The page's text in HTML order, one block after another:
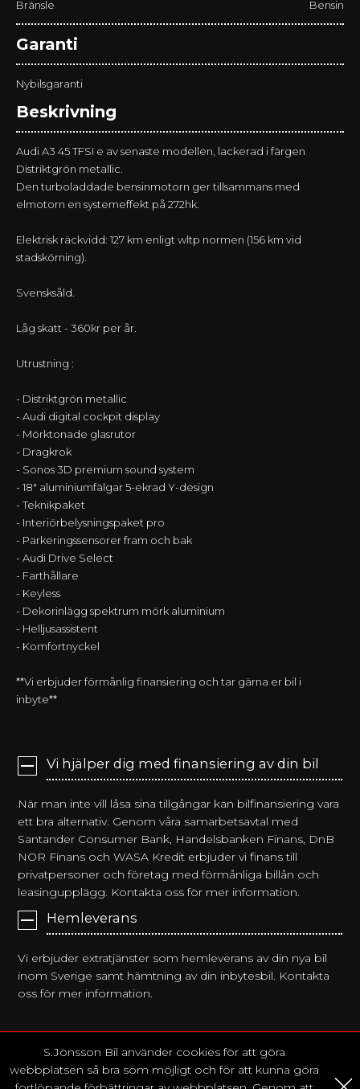
Bränsle Bensin
Garanti
Nybilsgaranti
Beskrivning
Audi A3 45 TFSI e av senaste modellen, lackerad i färgen
Distriktgrön metallic.
Den turboladdade bensinmotorn ger tillsammans med
elmotorn en systemeffekt på 272hk.
Elektrisk räckvidd: 127 km enligt wltp normen (156 km vid
stadskörning).
Svensksåld.
Låg skatt - 360kr per år.
Utrustning :
- Distriktgrön metallic
- Audi digital cockpit display
- Mörktonade glasrutor
- Dragkrok
- Sonos 3D premium sound system
- 18" aluminiumfälgar 5-ekrad Y-design
- Teknikpaket
- Interiörbelysningspaket pro
- Parkeringssensorer fram och bak
- Audi Drive Select
- Farthållare
- Keyless
- Dekorinlägg spektrum mörk aluminium
- Helljusassistent
- Komfortnyckel
**Vi erbjuder förmånlig finansiering och tar gärna er bil i
inbyte**
Vi hjälper dig med finansiering av din bil
När man inte vill låsa sina tillgångar kan bilfinansiering vara
ett bra alternativ. Genom våra samarbetsavtal med
Santander Consumer Bank, Handelsbanken Finans, DnB
NOR Finans och WASA Kredit erbjuder vi finans till
privatpersoner och företag med förmånliga billån och
leasingupplägg. Kontakta oss för mer information.
Hemleverans
Vi erbjuder extratjänster som hemleverans av din nya bil
inom Sverige samt hämtning av din inbytesbil. Kontakta
oss för mer information.
Webbplats & foto Copyright © 2026 S.Jönsson Bil AB. by
dcg.design|Webbplatspolicy
S.Jönsson Bil använder cookies för att göra
webbplatsen så bra som möjligt och för att kunna göra